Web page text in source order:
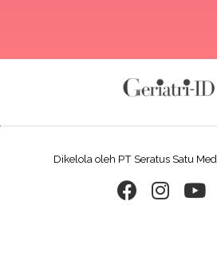
Dikelola oleh PT Seratus Satu